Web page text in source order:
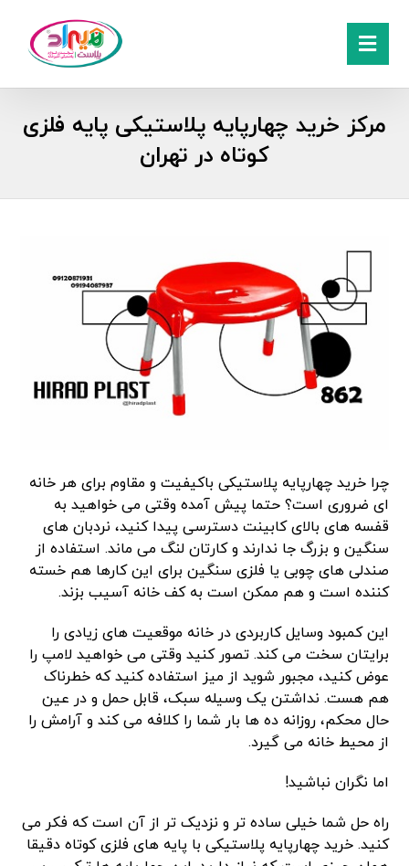
مرکز خرید چهارپایه پلاستیکی پایه فلزی
کوتاه در تهران
چرا خرید چهارپایه پلاستیکی باکیفیت و مقاوم برای هر خانه
ای ضروری است؟ حتما پیش آمده وقتی می‌ خواهید به
قفسه‌ های بالای کابینت دسترسی پیدا کنید، نردبان ‌های
سنگین و بزرگ جا ندارند و کارتان لنگ می ‌ماند. استفاده از
صندلی ‌های چوبی یا فلزی سنگین برای این کارها هم خسته
‌کننده است و هم ممکن است به کف خانه آسیب بزند.
این کمبود وسایل کاربردی در خانه موقعیت ‌های زیادی را
برایتان سخت می ‌کند. تصور کنید وقتی می‌ خواهید لامپ را
عوض کنید، مجبور شوید از میز استفاده کنید که خطرناک
هم هست. نداشتن یک وسیله سبک، قابل حمل و در عین
حال محکم، روزانه ده‌ ها بار شما را کلافه می‌ کند و آرامش را
از محیط خانه می ‌گیرد.
اما نگران نباشید!
راه ‌حل شما خیلی ساده‌ تر و نزدیک ‌تر از آن است که فکر می‌
کنید. خرید چهارپایه پلاستیکی با پایه ‌های فلزی کوتاه دقیقا